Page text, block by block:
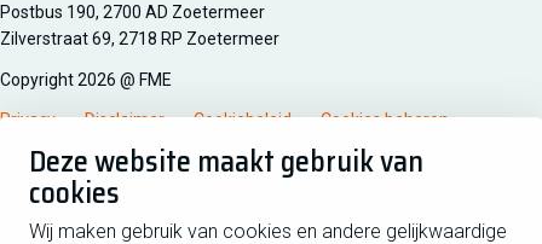
Deze website maakt gebruik van
cookies
Wij maken gebruik van cookies en andere gelijkwaardige
Managementsyteem certificatie DNV iso/iec 27001
Postbus 190, 2700 AD Zoetermeer
Zilverstraat 69, 2718 RP Zoetermeer
Copyright 2026 @ FME
Privacy Disclaimer Cookiebeleid Cookies beheren
Schrijf je in voor de nieuwsbrief